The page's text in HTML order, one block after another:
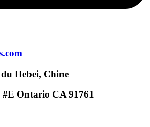
Hebei, Chine
#E Ontario CA 91761